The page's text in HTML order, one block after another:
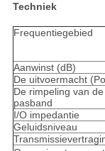
Techniek
Frequentiegebied
Aanwinst (dB)
De uitvoermacht
De rimpeling van de
pasband
I/O impedantie
Geluidsniveau